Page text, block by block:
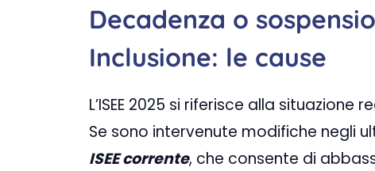
Decadenza o
Inclusione: le cause
L’ISEE 2025 si riferisce alla
Se sono intervenute modifiche negli
ISEE corrente, che consente di